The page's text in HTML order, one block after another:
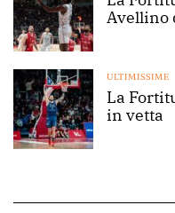
Avellino
ULTIMISSIME
La
in vetta